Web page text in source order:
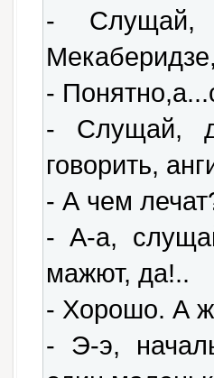
- Слущай,
-
- Слущай,
говорить,
- А чем
- А-а,
мажют, да!..
- Хорошо. А
- Э-э,